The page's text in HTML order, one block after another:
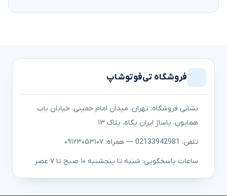
فروشگاه تی‌فوتوشاپ
نشانی فروشگاه: تهران، میدان امام خمینی، خیابان باب
همایون، پاساژ ایران پگاه، پلاک ۱۳
تلفن: 02133942981 — همراه: ۰۹۱۲۳۰۵۳۱۰۷
ساعات پاسخگویی: شنبه تا پنجشنبه ۱۰ صبح تا ۷ عصر